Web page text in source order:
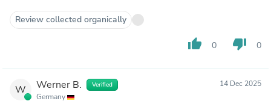
Im Zuge der Umrüstung auf das Dashboard habe ich bei
Teslabs auch gleich noch die Echtcarbonteile fürs Lenkrad
bestellt. Auch die haben eine super Passgenauigkeit und
runden das tolle Gesamtbild des Interieurs ab!
Review collected organically
thumb_up 0 thumb_down 0
W Werner B. Verified
Germany
14 Dec 2025